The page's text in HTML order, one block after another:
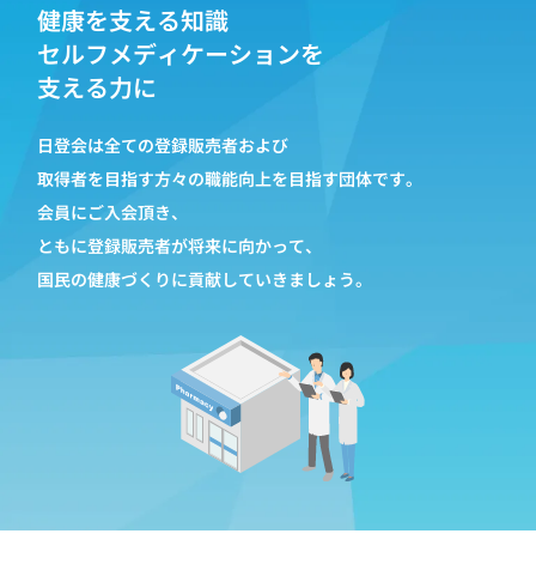
健康を支える知識
セルフメディケーションを
支える力に
日登会は全ての登録販売者および
取得者を目指す方々の職能向上を目指す団体です。
会員にご入会頂き、
ともに登録販売者が将来に向かって、
国民の健康づくりに貢献していきましょう。